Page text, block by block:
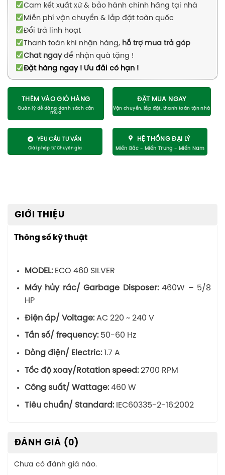
Cam kết xuất xứ & bảo hành chính hãng tại nhà
Miễn phí vận chuyển & lắp đặt toàn quốc
Đổi trả linh hoạt
Thanh toán khi nhận hàng, hỗ trợ mua trả góp
Chat ngayđể nhận quà tặng !
Đặt hàng ngay ! Ưu đãi có hạn !
THÊM VÀO GIỎ HÀNG ĐẶT MUA NGAY
YÊU CẦU TƯ VẤN HỆ THỐNG ĐẠI LÝ
GIỚI THIỆU
Thông số kỹ thuật
MODEL:ECO 460 SILVER
Máy hủy rác/ Garbage Disposer:460W – 5/8
HP
Điện áp/ Voltage:AC 220 ~ 240 V
Tần số/ frequency:50-60 Hz
Dòng điện/ Electric:1.7 A
Tốc độ xoay/Rotation speed:2700 RPM
Công suất/ Wattage:460 W
Tiêu chuẩn/ Standard:IEC60335-2-16:2002
ĐÁNH GIÁ (0)
Chưa có đánh giá nào.